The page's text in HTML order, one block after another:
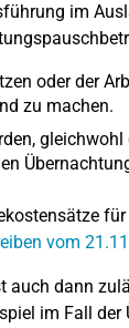
im
oder der
zu machen.
gleichwohl
vom
auch dann
im Fall der